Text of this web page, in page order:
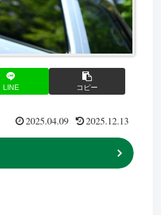
LINE コピー
2025.04.09 2025.12.13